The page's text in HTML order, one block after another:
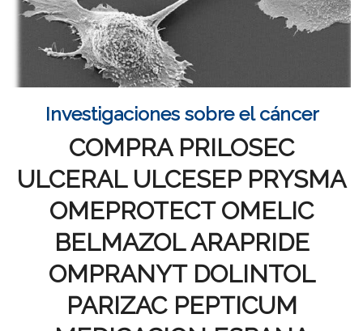
Investigaciones sobre el cáncer
COMPRA PRILOSEC
ULCERAL ULCESEP PRYSMA
OMEPROTECT OMELIC
BELMAZOL ARAPRIDE
OMPRANYT DOLINTOL
PARIZAC PEPTICUM